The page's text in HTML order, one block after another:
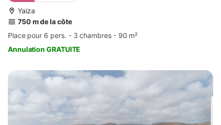
Yaiza
750 m de la côte
Place pour 6 pers.
3 chambres
90 m²
Annulation GRATUITE